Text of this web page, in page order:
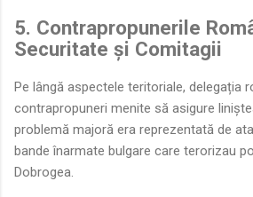
5. Contrapropunerile
Securitate și Comitagii
Pe lângă aspectele teritoriale, delegația
contrapropuneri menite să asigure
problemă majoră era reprezentată de
bande înarmate bulgare care terorizau
Dobrogea.